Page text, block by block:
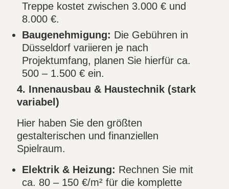
Treppe kostet zwischen 3.000 € und
8.000 €.
Baugenehmigung: Die Gebühren in
Düsseldorf variieren je nach
Projektumfang, planen Sie hierfür ca.
500 – 1.500 € ein.
4. Innenausbau & Haustechnik (stark
variabel)
Hier haben Sie den größten
gestalterischen und finanziellen
Spielraum.
Elektrik & Heizung: Rechnen Sie mit
ca. 80 – 150 €/m² für die komplette